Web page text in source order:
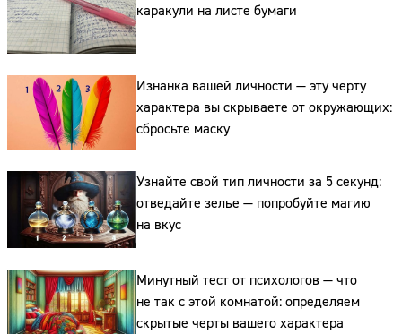
каракули на листе бумаги
Изнанка вашей личности — эту черту
характера вы скрываете от окружающих:
сбросьте маску
Узнайте свой тип личности за 5 секунд:
отведайте зелье — попробуйте магию
на вкус
Минутный тест от психологов — что
не так с этой комнатой: определяем
скрытые черты вашего характера
Адрес: